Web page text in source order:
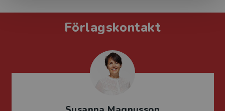
Förlagskontakt